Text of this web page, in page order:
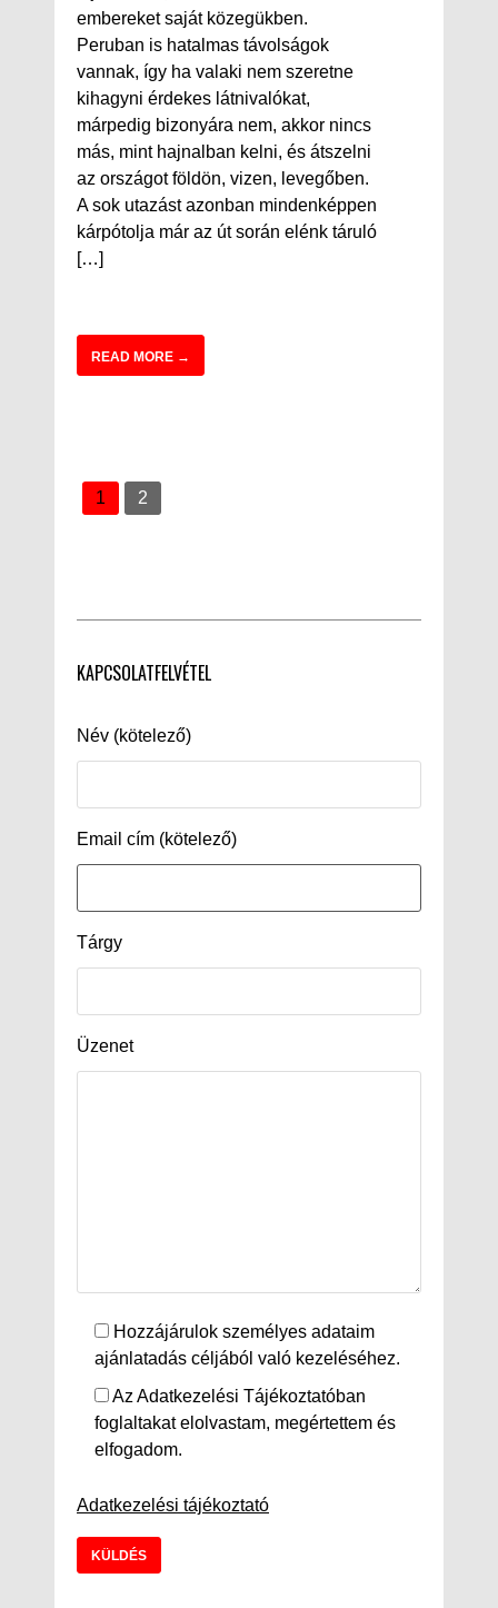
embereket saját közegükben.
Peruban is hatalmas távolságok
vannak, így ha valaki nem szeretne
kihagyni érdekes látnivalókat,
márpedig bizonyára nem, akkor nincs
más, mint hajnalban kelni, és átszelni
az országot földön, vizen, levegőben.
A sok utazást azonban mindenképpen
kárpótolja már az út során elénk táruló
[…]
READ MORE →
1 2
KAPCSOLATFELVÉTEL
Név (kötelező)
Email cím (kötelező)
Tárgy
Üzenet
Hozzájárulok személyes adataim
ajánlatadás céljából való kezeléséhez.
Az Adatkezelési Tájékoztatóban
foglaltakat elolvastam, megértettem és
elfogadom.
Adatkezelési tájékoztató